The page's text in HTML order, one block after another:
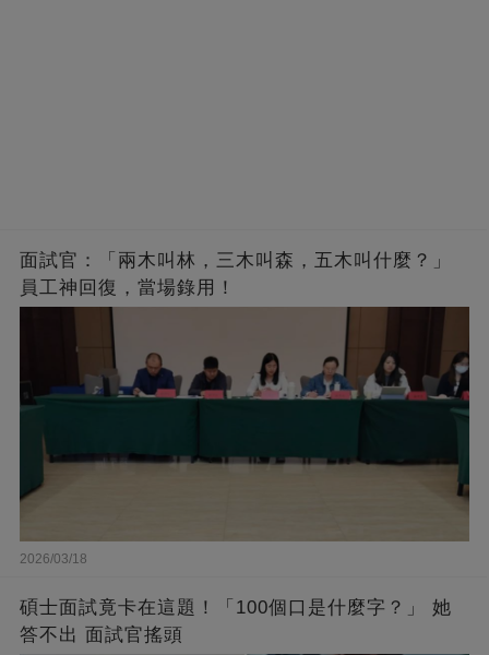
面試官：「兩木叫林，三木叫森，五木叫什麼？」
員工神回復，當場錄用！
2026/03/18
碩士面試竟卡在這題！「100個口是什麼字？」 她
答不出 面試官搖頭